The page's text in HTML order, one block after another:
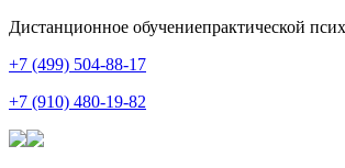
Дистанционное обучениепрактической
+7 (499) 504-88-17
+7 (910) 480-19-82